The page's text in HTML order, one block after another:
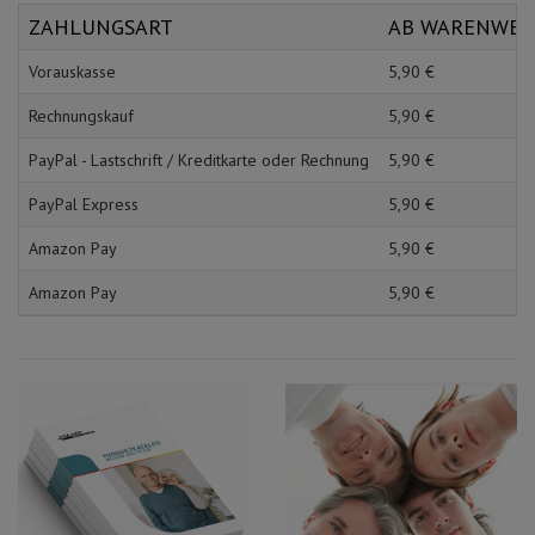
Ärmelschoner
Unterlagen und
ZAHLUNGSART AB
Vorauskasse 5,90 €
Rechnungskauf 5,90 €
PayPal - Lastschrift / Kreditkarte oder Rechnung 5,90 €
PayPal Express 5,90 €
Amazon Pay 5,90 €
Amazon Pay 5,90 €